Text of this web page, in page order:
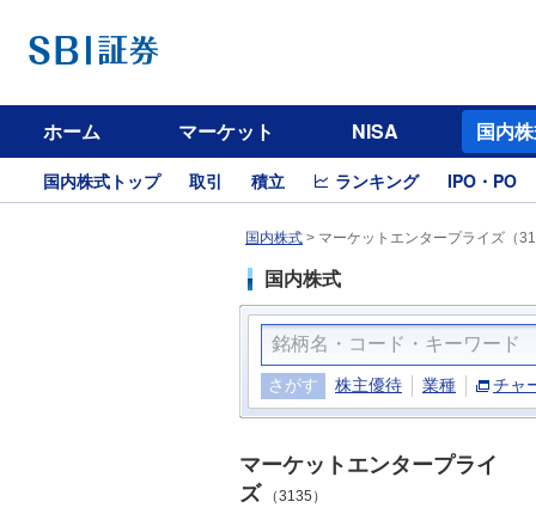
ホーム マーケット NISA 国内
国内株式トップ 取引 積立 ランキング IPO・PO
国内株式 > マーケットエンタープライズ（
国内株式
さがす 株主優待 業種 チャ
マーケットエンタープライ
ズ （3135）